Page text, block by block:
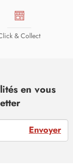
& Collect
en vous
Envoyer